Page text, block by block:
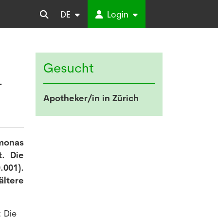
DE Login
Die
Die
Gesucht
Apotheker/in in Zürich